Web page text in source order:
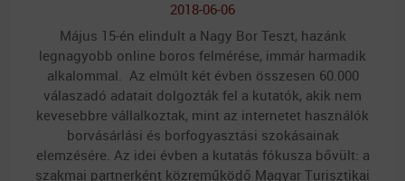
2018-06-06
Május 15-én elindult a Nagy Bor Teszt, hazánk
legnagyobb online boros felmérése, immár harmadik
alkalommal. Az elmúlt két évben összesen 60.000
válaszadó adatait dolgozták fel a kutatók, akik nem
kevesebbre vállalkoztak, mint az internetet használók
borvásárlási és borfogyasztási szokásainak
elemzésére. Az idei évben a kutatás fókusza bővült: a
szakmai partnerként közreműködő Magyar Turisztikai